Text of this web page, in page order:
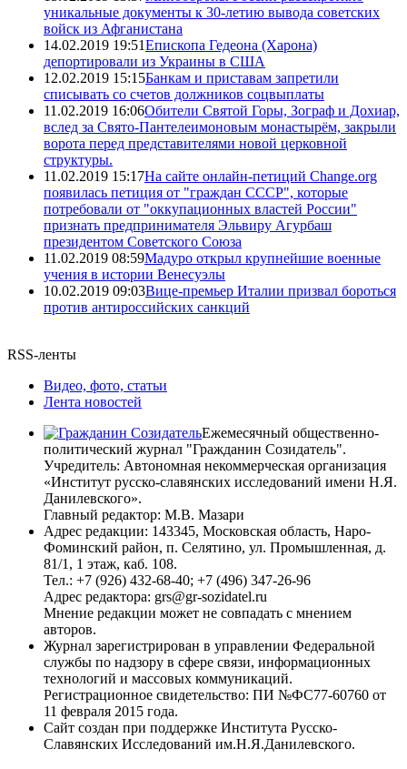
уникальные документы к 30-летию вывода советских
войск из Афганистана
14.02.2019 19:51Епископа Гедеона (Харона)
депортировали из Украины в США
12.02.2019 15:15Банкам и приставам запретили
списывать со счетов должников соцвыплаты
11.02.2019 16:06Обители Святой Горы, Зограф и Дохиар,
вслед за Свято-Пантелеимоновым монастырём, закрыли
ворота перед представителями новой церковной
структуры.
11.02.2019 15:17На сайте онлайн-петиций Change.org
появилась петиция от "граждан СССР", которые
потребовали от "оккупационных властей России"
признать предпринимателя Эльвиру Агурбаш
президентом Советского Союза
11.02.2019 08:59Мадуро открыл крупнейшие военные
учения в истории Венесуэлы
10.02.2019 09:03Вице-премьер Италии призвал бороться
против антироссийских санкций
RSS-ленты
Видео, фото, статьи
Лента новостей
Ежемесячный общественно-
политический журнал "Гражданин Созидатель".
Учредитель: Автономная некоммерческая организация
«Институт русско-славянских исследований имени Н.Я.
Данилевского».
Главный редактор: М.В. Мазари
Адрес редакции: 143345, Московская область, Наро-
Фоминский район, п. Селятино, ул. Промышленная, д.
81/1, 1 этаж, каб. 108.
Тел.: +7 (926) 432-68-40; +7 (496) 347-26-96
Адрес редактора: grs@gr-sozidatel.ru
Мнение редакции может не совпадать с мнением
авторов.
Журнал зарегистрирован в управлении Федеральной
службы по надзору в сфере связи, информационных
технологий и массовых коммуникаций.
Регистрационное свидетельство: ПИ №ФС77-60760 от
11 февраля 2015 года.
Сайт создан при поддержке Института Русско-
Славянских Исследований им.Н.Я.Данилевского.